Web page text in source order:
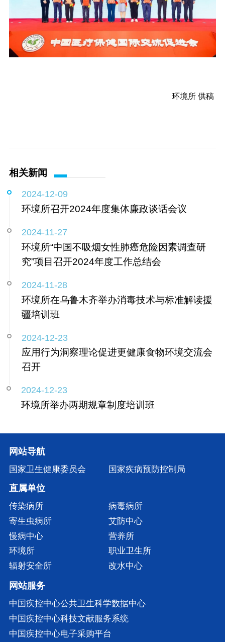
环境所 供稿
相关新闻
2024-12-09
环境所召开2024年度集体廉政谈话会议
2024-11-27
环境所“中国不吸烟女性肺癌危险因素调查研
究”项目召开2024年度工作总结会
2024-11-28
环境所在乌鲁木齐举办消毒技术与标准解读援
疆培训班
2024-12-23
应用行为洞察理论促进更健康食物环境交流会
召开
2024-12-23
环境所举办两期规章制度培训班
网站导航
国家卫生健康委员会 国家疾病预防控制局
直属单位
传染病所
病毒病所
寄生虫病所
艾防中心
慢病中心
营养所
环境所
职业卫生所
辐射安全所
改水中心
网站服务
中国疾控中心公共卫生科学数据中心
中国疾控中心科技文献服务系统
中国疾控中心电子采购平台